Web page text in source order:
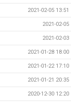
2021-02-05 13:51
2021-02-05
2021-02-03
2021-01-28 18:00
2021-01-22 17:10
2021-01-21 20:35
2020-12-30 12:20